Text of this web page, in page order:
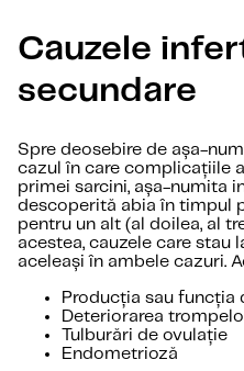
Cauzele
secundare
Spre deosebire de așa-
cazul în care complicațiile
primei sarcini, așa-numita
descoperită abia în timpul
pentru un alt (al doilea, al
acestea, cauzele care stau
aceleași în ambele cazuri.
Producția sau funcția
Deteriorarea
Tulburări de ovulație
Endometrioză